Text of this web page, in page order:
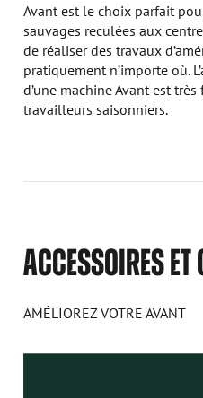
Avant est le choix parfait
sauvages reculées aux
de réaliser des travaux
pratiquement n’importe où.
d’une machine Avant est
travailleurs saisonniers.
ACCESSOIRES ET
AMÉLIOREZ VOTRE AVANT